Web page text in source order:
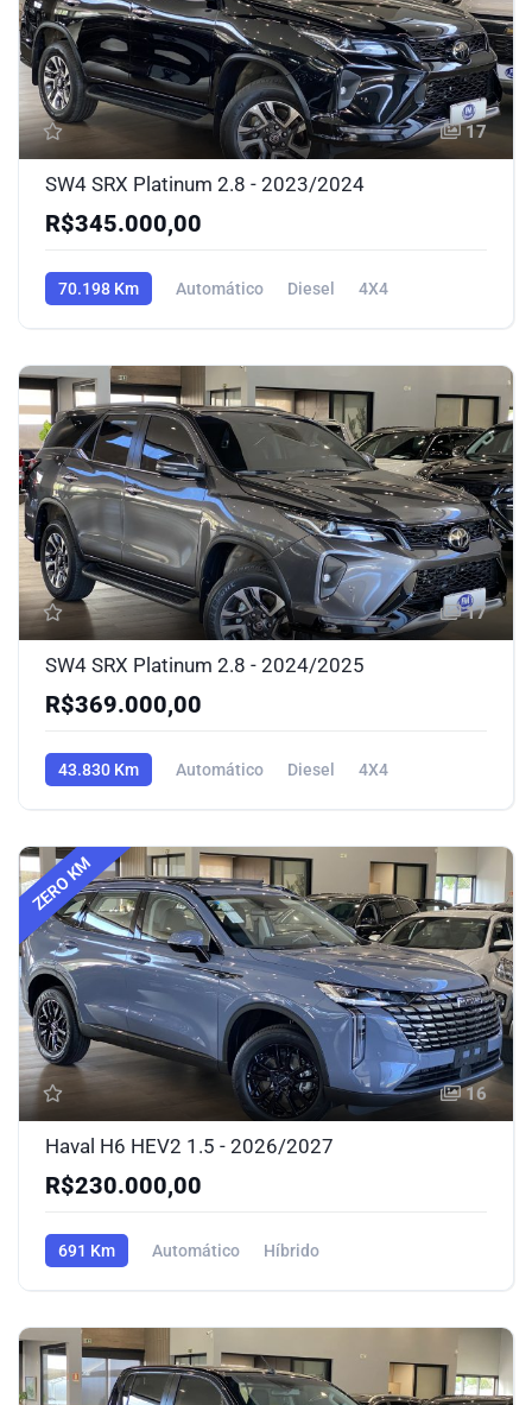
17
SW4 SRX Platinum 2.8 - 2023/2024
R$345.000,00
70.198 Km Automático Diesel 4X4
17
SW4 SRX Platinum 2.8 - 2024/2025
R$369.000,00
43.830 Km Automático Diesel 4X4
ZERO KM
16
Haval H6 HEV2 1.5 - 2026/2027
R$230.000,00
691 Km Automático Híbrido